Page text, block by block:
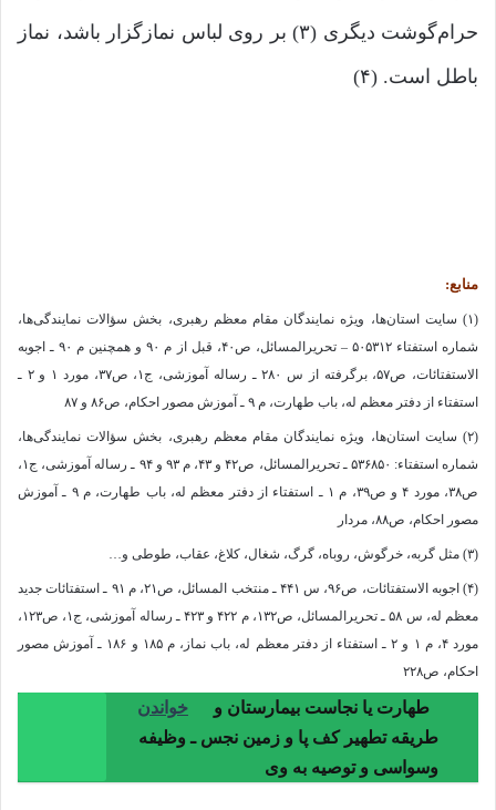
حرام‌گوشت دیگری (۳) بر روی لباس نمازگزار باشد، نماز
باطل است. (۴)
منابع:
(۱) سایت استان‌ها، ویژه نمایندگان مقام معظم رهبری، بخش سؤالات نمایندگی‌ها،
شماره استفتاء ۵۰۵۳۱۲ – تحریرالمسائل، ص۴۰، قبل از م ۹۰ و همچنین م ۹۰ ـ اجوبه
استفتاء از دفتر معظم له، باب طهارت، م ۹ ـ آموزش مصور احکام، ص۸۶ و ۸۷
(۲) سایت استان‌ها، ویژه نمایندگان مقام معظم رهبری، بخش سؤالات نمایندگی‌ها،
شماره استفتاء: ۵۳۶۸۵۰ ـ تحریرالمسائل، ص۴۲ و ۴۳، م ۹۳ و ۹۴ ـ رساله آموزشی، ج۱،
ص۳۸، مورد ۴ و ص۳۹، م ۱ ـ استفتاء از دفتر معظم له، باب طهارت، م ۹ ـ آموزش
مصور احکام، ص۸۸، مردار
(۳) مثل گربه، خرگوش، روباه، گرگ، شغال، کلاغ، عقاب، طوطی و…
(۴) اجوبه الاستفتائات، ص۹۶، س ۴۴۱ ـ منتخب المسائل، ص۲۱، م ۹۱ ـ استفتائات جدید
معظم له، س ۵۸ ـ تحریرالمسائل، ص۱۳۲، م ۴۲۲ و ۴۲۳ ـ رساله آموزشی، ج۱، ص۱۲۳،
مورد ۴، م ۱ و ۲ ـ استفتاء از دفتر معظم له، باب نماز، م ۱۸۵ و ۱۸۶ ـ آموزش مصور
احکام، ص۲۲۸
خواندن
طهارت یا نجاست بیمارستان و
طریقه تطهیر کف پا و زمین نجس ـ وظیفه
وسواسی و توصیه به وی